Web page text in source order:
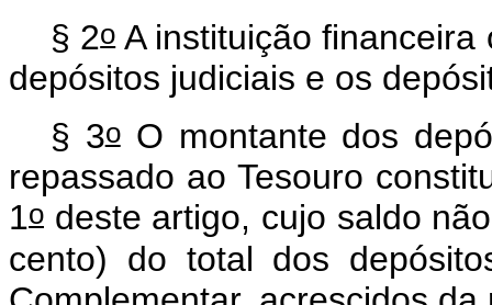
§ 2oA instituição financeira
depósitos judiciais e os
§ 3oO montante dos
repassado ao Tesouro
1o deste artigo, cujo saldo
cento) do total dos